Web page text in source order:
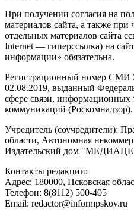
При получении согласия на
материалов сайта, а также при
отдельных материалов сайта
Internet — гиперссылка) на
информации» обязательна.
Регистрационный номер
02.08.2019, выданный
сфере связи, информационных
коммуникаций (Роскомнадзор).
Учредитель (соучредители):
области, Автономная
Издательский дом
Контакты редакции:
Адреc: 180000, Псковская
Телефон: 8(8112) 500-405
Email: redactor@informpskov.ru